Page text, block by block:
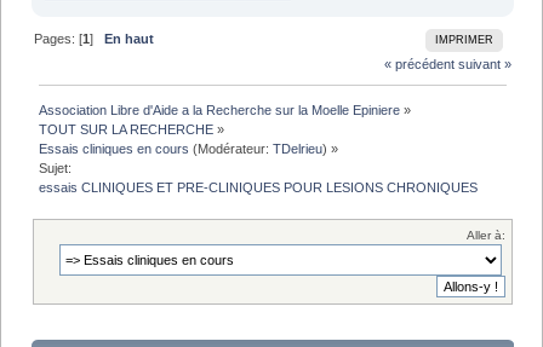
IMPRIMER
Pages: [1]En haut
« précédent suivant »
Association Libre d'Aide a la Recherche sur la Moelle Epiniere »
TOUT SUR LA RECHERCHE »
Essais cliniques en cours (Modérateur:TDelrieu) »
Sujet:
essais CLINIQUES ET PRE-CLINIQUES POUR LESIONS CHRONIQUES
Aller à: